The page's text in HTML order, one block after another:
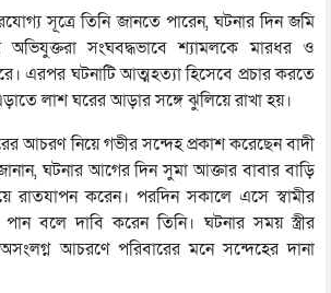
সূত্রে তিনি জানতে পারেন, ঘটনার দিন জমি
অভিযুক্তরা সংঘবদ্ধভাবে শ্যামলকে মারধর ও
এরপর ঘটনাটি আত্মহত্যা হিসেবে প্রচার করতে
লাশ ঘরের আড়ার সঙ্গে ঝুলিয়ে রাখা হয়।
আচরণ নিয়ে গভীর সন্দেহ প্রকাশ করেছেন বাদী
ঘটনার আগের দিন সুমা আক্তার বাবার বাড়ি
রাতযাপন করেন। পরদিন সকালে এসে স্বামীর
বলে দাবি করেন তিনি। ঘটনার সময় স্ত্রীর
আচরণে পরিবারের মনে সন্দেহের দানা